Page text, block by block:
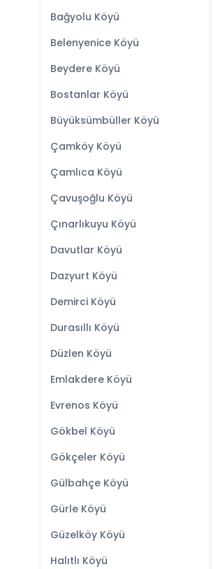
Bağyolu Köyü
Belenyenice Köyü
Beydere Köyü
Bostanlar Köyü
Büyüksümbüller Köyü
Çamköy Köyü
Çamlıca Köyü
Çavuşoğlu Köyü
Çınarlıkuyu Köyü
Davutlar Köyü
Dazyurt Köyü
Demirci Köyü
Durasıllı Köyü
Düzlen Köyü
Emlakdere Köyü
Evrenos Köyü
Gökbel Köyü
Gökçeler Köyü
Gülbahçe Köyü
Gürle Köyü
Güzelköy Köyü
Halıtlı Köyü